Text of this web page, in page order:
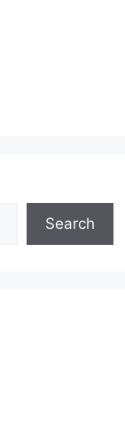
Search